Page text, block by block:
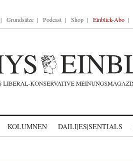
Grundsätze Podcast Shop Einblick-Abo
KOLUMNEN DAILI|ES|SENTIALS